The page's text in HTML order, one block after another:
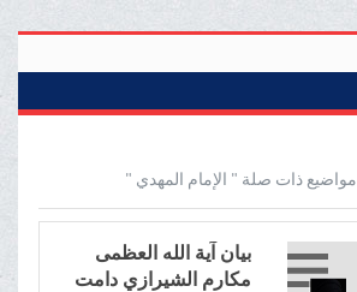
مواضيع ذات صلة " الإمام المهدي "
بیان آية الله العظمى
مكارم الشيرازي دامت